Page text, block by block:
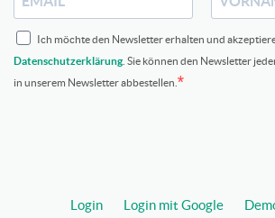
Ich möchte den Newsletter erhalten und
Datenschutzerklärung . Sie können den Newsletter
in unserem Newsletter abbestellen.
Login Login mit Google